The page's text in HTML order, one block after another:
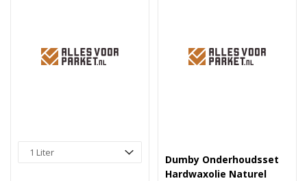
Dumby Onderhoudsset
Hardwaxolie Naturel